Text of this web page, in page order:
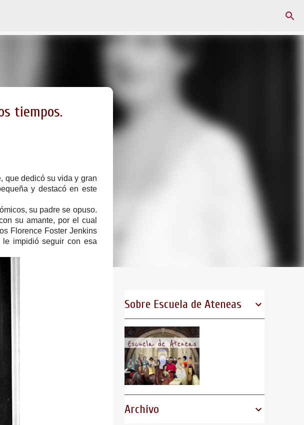
tiempos.
que dedicó su vida y gran
y destacó en este
su padre se opuso.
su amante, por el cual
Florence Foster Jenkins
impidió seguir con esa
Sobre Escuela de Ateneas
Archivo